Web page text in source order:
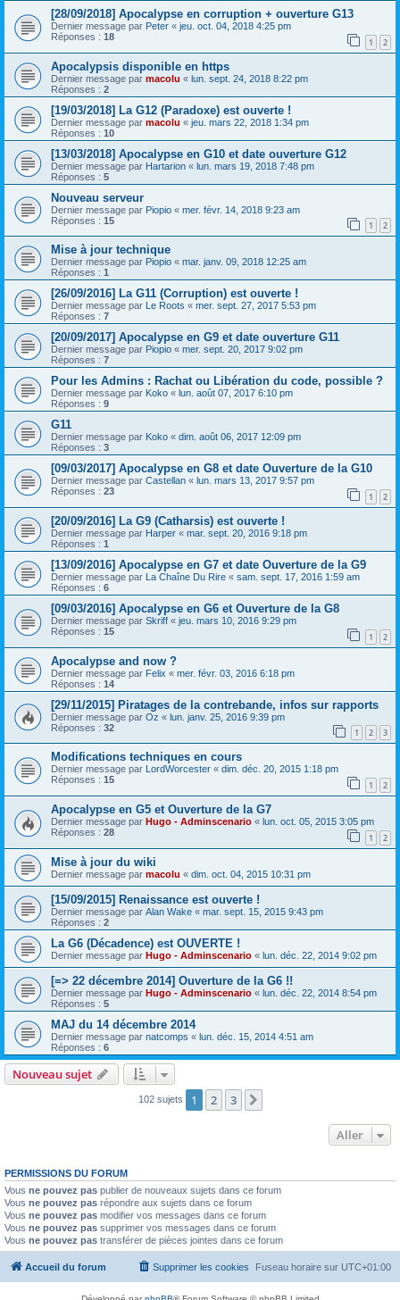
[28/09/2018] Apocalypse en corruption + ouverture G13
Dernier message par Peter « jeu. oct. 04, 2018 4:25 pm
Réponses : 18 1 2
Apocalypsis disponible en https
Dernier message par macolu « lun. sept. 24, 2018 8:22 pm
Réponses : 2
[19/03/2018] La G12 (Paradoxe) est ouverte !
Dernier message par macolu « jeu. mars 22, 2018 1:34 pm
Réponses : 10
[13/03/2018] Apocalypse en G10 et date ouverture G12
Dernier message par Hartarion « lun. mars 19, 2018 7:48 pm
Réponses : 5
Nouveau serveur
Dernier message par Piopio « mer. févr. 14, 2018 9:23 am
Réponses : 15 1 2
Mise à jour technique
Dernier message par Piopio « mar. janv. 09, 2018 12:25 am
Réponses : 1
[26/09/2016] La G11 (Corruption) est ouverte !
Dernier message par Le Roots « mer. sept. 27, 2017 5:53 pm
Réponses : 7
[20/09/2017] Apocalypse en G9 et date ouverture G11
Dernier message par Piopio « mer. sept. 20, 2017 9:02 pm
Réponses : 7
Pour les Admins : Rachat ou Libération du code, possible ?
Dernier message par Koko « lun. août 07, 2017 6:10 pm
Réponses : 9
G11
Dernier message par Koko « dim. août 06, 2017 12:09 pm
Réponses : 3
[09/03/2017] Apocalypse en G8 et date Ouverture de la G10
Dernier message par Castellan « lun. mars 13, 2017 9:57 pm
Réponses : 23 1 2
[20/09/2016] La G9 (Catharsis) est ouverte !
Dernier message par Harper « mar. sept. 20, 2016 9:18 pm
Réponses : 1
[13/09/2016] Apocalypse en G7 et date Ouverture de la G9
Dernier message par La Chaîne Du Rire « sam. sept. 17, 2016 1:59 am
Réponses : 6
[09/03/2016] Apocalypse en G6 et Ouverture de la G8
Dernier message par Skriff « jeu. mars 10, 2016 9:29 pm
Réponses : 15 1 2
Apocalypse and now ?
Dernier message par Felix « mer. févr. 03, 2016 6:18 pm
Réponses : 14
[29/11/2015] Piratages de la contrebande, infos sur rapports
Dernier message par Oz « lun. janv. 25, 2016 9:39 pm
Réponses : 32 1 2 3
Modifications techniques en cours
Dernier message par LordWorcester « dim. déc. 20, 2015 1:18 pm
Réponses : 15 1 2
Apocalypse en G5 et Ouverture de la G7
Dernier message par Hugo - Adminscenario « lun. oct. 05, 2015 3:05 pm
Réponses : 28 1 2
Mise à jour du wiki
Dernier message par macolu « dim. oct. 04, 2015 10:31 pm
[15/09/2015] Renaissance est ouverte !
Dernier message par Alan Wake « mar. sept. 15, 2015 9:43 pm
Réponses : 2
La G6 (Décadence) est OUVERTE !
Dernier message par Hugo - Adminscenario « lun. déc. 22, 2014 9:02 pm
[=> 22 décembre 2014] Ouverture de la G6 !!
Dernier message par Hugo - Adminscenario « lun. déc. 22, 2014 8:54 pm
Réponses : 5
MAJ du 14 décembre 2014
Dernier message par natcomps « lun. déc. 15, 2014 4:51 am
Réponses : 6
Nouveau sujet
102 sujets 1 2 3
Aller
PERMISSIONS DU FORUM
Vous ne pouvez pas publier de nouveaux sujets dans ce forum
Vous ne pouvez pas répondre aux sujets dans ce forum
Vous ne pouvez pas modifier vos messages dans ce forum
Vous ne pouvez pas supprimer vos messages dans ce forum
Vous ne pouvez pas transférer de pièces jointes dans ce forum
Accueil du forum Fuseau horaire sur UTC+01:00
Supprimer les cookies